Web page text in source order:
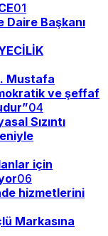
01
Daire Başkanı
Mustafa
ve şeffaf
04
Sızıntı
için
06
hizmetlerini
Markasına